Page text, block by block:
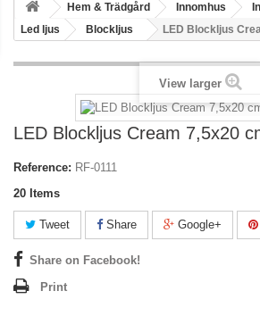
Hem & Trädgård Innomhus
Led ljus
Blockljus LED Blockljus
View larger
LED Blockljus Cream 7,5x20
Reference: RF-0111
20 Items
Tweet Share Google+
Share on Facebook!
Print